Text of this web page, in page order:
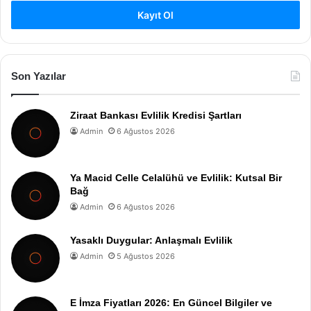
Kayıt Ol
Son Yazılar
Ziraat Bankası Evlilik Kredisi Şartları
Admin 6 Ağustos 2026
Ya Macid Celle Celalühü ve Evlilik: Kutsal Bir
Bağ
Admin 6 Ağustos 2026
Yasaklı Duygular: Anlaşmalı Evlilik
Admin 5 Ağustos 2026
E İmza Fiyatları 2026: En Güncel Bilgiler ve